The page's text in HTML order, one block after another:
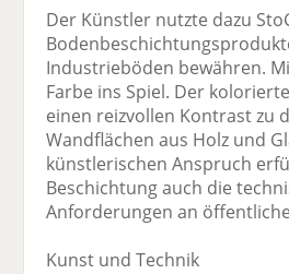
Der Künstler nutzte dazu
Industrieböden bewähren.
Farbe ins Spiel. Der
einen reizvollen Kontrast zu
Wandflächen aus Holz und
künstlerischen Anspruch
Beschichtung auch die
Anforderungen an
Kunst und Technik